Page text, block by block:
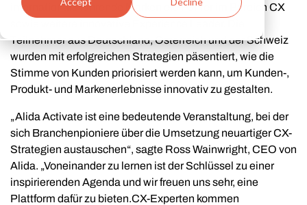
internationale führende Marken
die Führer
im Bereich CX
Teilnehmer aus Deutschland, Österreich und der Schweiz
wurden mit erfolgreichen Strategien päsentiert, wie die
Stimme von Kunden priorisiert werden kann, um Kunden-,
Produkt- und Markenerlebnisse innovativ zu gestalten.
„Alida Activate ist eine bedeutende Veranstaltung, bei der
sich Branchenpioniere über die Umsetzung neuartiger CX-
Strategien austauschen“, sagte Ross Wainwright, CEO von
Alida. „Voneinander zu lernen ist der Schlüssel zu einer
inspirierenden Agenda und wir freuen uns sehr, eine
Plattform dafür zu bieten.CX-Experten kommen